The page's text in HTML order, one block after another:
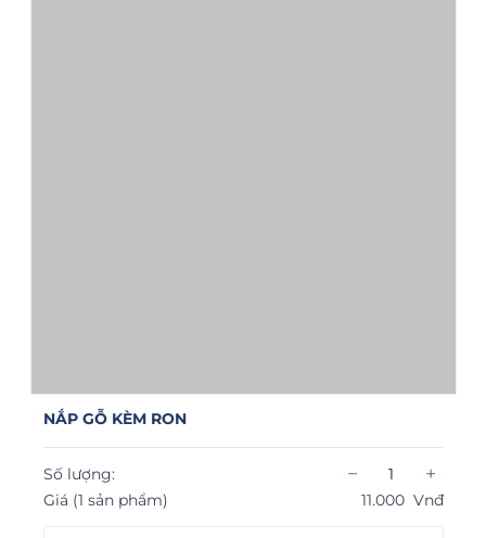
NẮP GỖ KÈM RON
Số lượng: − +
Giá (1 sản phẩm) 11.000 Vnđ